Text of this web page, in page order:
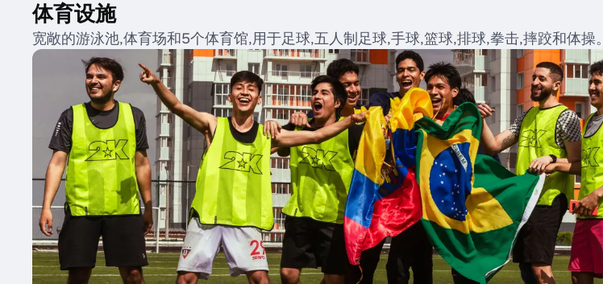
体育设施
宽敞的游泳池,体育场和5个体育馆,用于足球,五人制足球,手球,篮球,排球,拳击,摔跤和体操。